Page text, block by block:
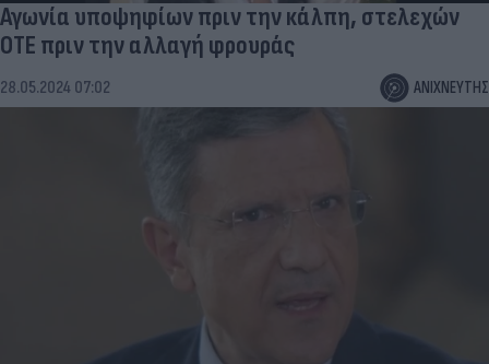
Αγωνία υποψηφίων πριν την κάλπη, στελεχών
ΟΤΕ πριν την αλλαγή φρουράς
28.05.2024 07:02 ΑΝΙΧΝΕΥΤΗΣ